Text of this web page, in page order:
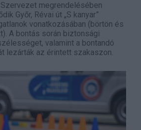
megrendelésében
Győr, Révai út „S kanyar”
vonatkozásában (börtön és
A bontás során biztonsági
valamint a bontandó
lezárták az érintett szakaszon.